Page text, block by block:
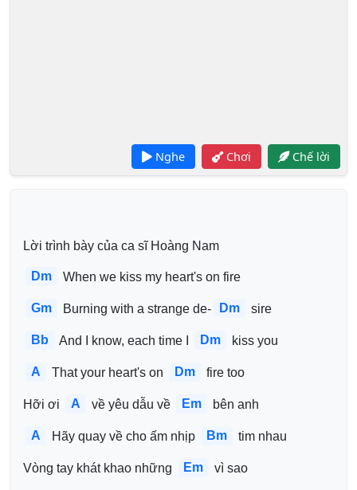
Nghe Chơi Chế lời
Lời trình bày của ca sĩ Hoàng Nam
Dm When we kiss my heart's on fire
Gm Burning with a strange de- Dm sire
Bb And I know, each time I Dm kiss you
A That your heart's on Dm fire too
Hỡi ơi A về yêu dẫu về Em bên anh
A Hãy quay về cho ấm nhịp Bm tim nhau
Vòng tay khát khao những Em vì sao